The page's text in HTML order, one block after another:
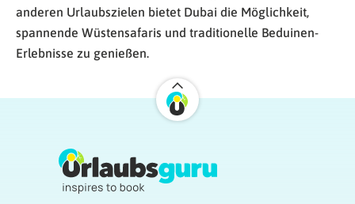
anderen Urlaubszielen bietet Dubai die Möglichkeit,
spannende Wüstensafaris und traditionelle Beduinen-
Erlebnisse zu genießen.